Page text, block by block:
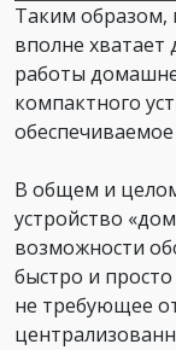
Таким образом,
вполне хватает
работы
компактного
В общем и
устройство
возможности
быстро и
не требующее